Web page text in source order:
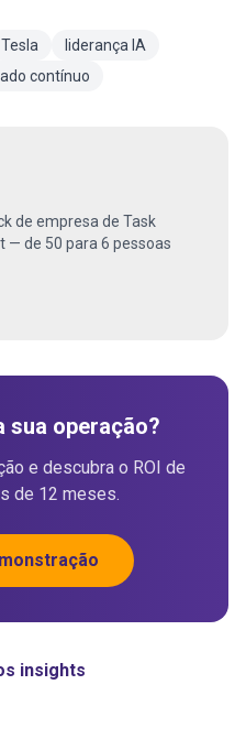
Tesla
liderança IA
contínuo
de empresa de Task
— de 50 para 6 pessoas
sua operação?
e descubra o ROI de
de 12 meses.
insights